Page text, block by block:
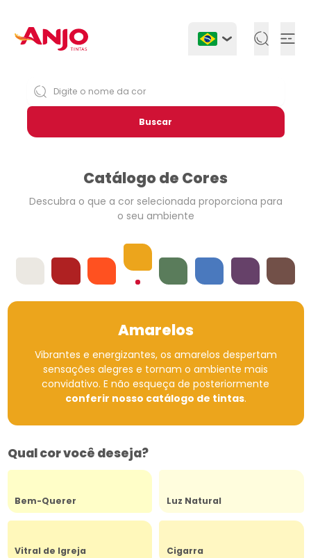
Buscar
Catálogo de Cores
Descubra o que a cor selecionada proporciona para
o seu ambiente
OffwhitesVermelhosLaranjas
Amarelos
VerdesAzuis Violetas
Amarelos
Vibrantes e energizantes, os amarelos despertam
sensações alegres e tornam o ambiente mais
convidativo. E não esqueça de posteriormente
conferir nosso catálogo de tintas.
Qual cor você deseja?
Bem-Querer Luz Natural
Vitral de Igreja Cigarra